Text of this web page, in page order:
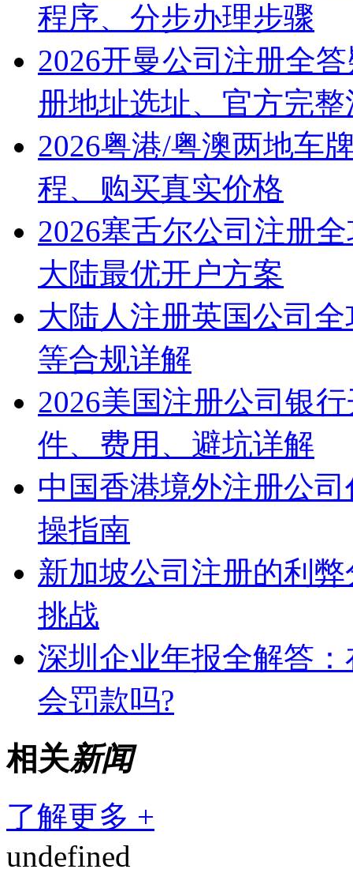
程序、分步办理步骤
2026开曼公司注册全
册地址选址、官方完
2026粤港/粤澳两地车
程、购买真实价格
2026塞舌尔公司注册
大陆最优开户方案
大陆人注册英国公司
等合规详解
2026美国注册公司银
件、费用、避坑详解
中国香港境外注册公
操指南
新加坡公司注册的利
挑战
深圳企业年报全解答
会罚款吗?
相关新闻
了解更多 +
undefined